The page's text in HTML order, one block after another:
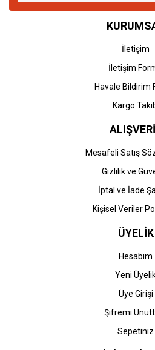
İletişim
İletişim
Havale Bildirim
Kargo
Mesafeli Satış
Gizlilik ve
İptal ve İade
Kişisel Veriler
ÜYELİK
Hesabım
Yeni
Üye Girişi
Şifremi
Sepetiniz